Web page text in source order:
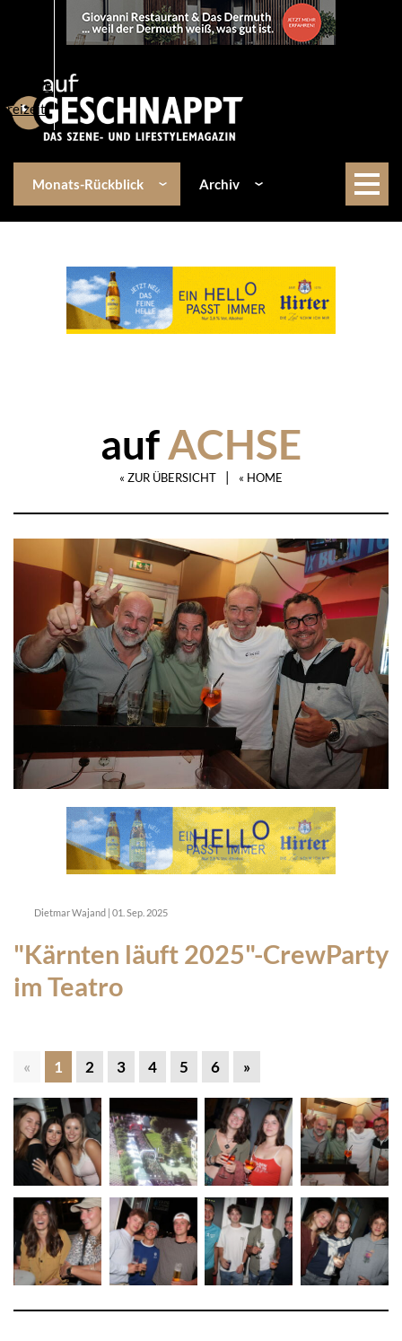
Lifestyle
Freizeit
Monats-Rückblick Archiv
aufACHSE
« ZUR ÜBERSICHT | « HOME
Dietmar Wajand | 01. Sep. 2025
"Kärnten läuft 2025"-CrewParty
im Teatro
« 1 2 3 4 5 6 »